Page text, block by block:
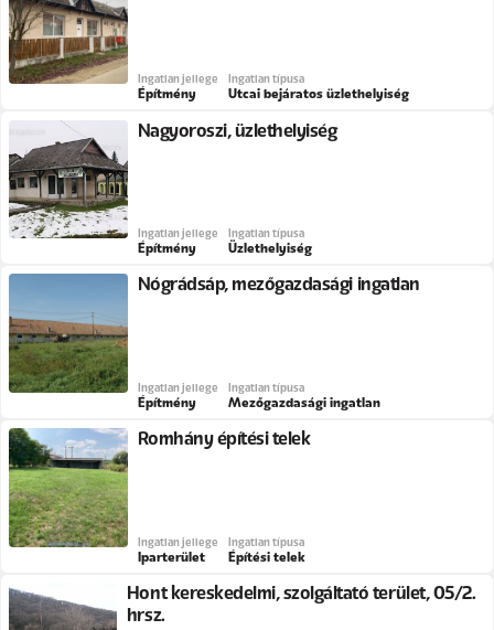
Ingatlan jellege
Építmény
Ingatlan típusa
Utcai bejáratos üzlethelyiség
Nagyoroszi, üzlethelyiség
Ingatlan jellege
Építmény
Ingatlan típusa
Üzlethelyiség
Nógrádsáp, mezőgazdasági ingatlan
Ingatlan jellege
Építmény
Ingatlan típusa
Mezőgazdasági ingatlan
Romhány építési telek
Ingatlan jellege
Iparterület
Ingatlan típusa
Építési telek
Hont kereskedelmi, szolgáltató terület, 05/2.
hrsz.